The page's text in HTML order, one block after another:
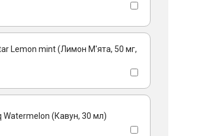
Lemon mint (Лимон М'ята, 50 мг,
Watermelon (Кавун, 30 мл)